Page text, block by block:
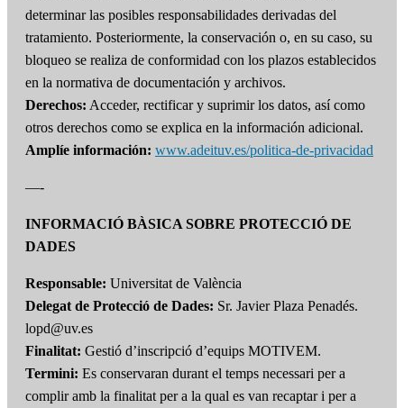
determinar las posibles responsabilidades derivadas del
tratamiento. Posteriormente, la conservación o, en su caso, su
bloqueo se realiza de conformidad con los plazos establecidos
en la normativa de documentación y archivos.
Derechos: Acceder, rectificar y suprimir los datos, así como
otros derechos como se explica en la información adicional.
Amplíe información: www.adeituv.es/politica-de-privacidad
—-
INFORMACIÓ BÀSICA SOBRE PROTECCIÓ DE
DADES
Responsable: Universitat de València
Delegat de Protecció de Dades: Sr. Javier Plaza Penadés.
lopd@uv.es
Finalitat: Gestió d’inscripció d’equips MOTIVEM.
Termini: Es conservaran durant el temps necessari per a
complir amb la finalitat per a la qual es van recaptar i per a